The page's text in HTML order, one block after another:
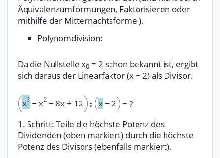
Äquivalenzumformungen, Faktorisieren oder
mithilfe der Mitternachtsformel).
Polynomdivision:
Da die Nullstelle x0 = 2 schon bekannt ist, ergibt
sich daraus der Linearfaktor (x − 2) als Divisor.
x3 − x2 − 8x+ 12 : x − 2 = ?
1. Schritt: Teile die höchste Potenz des
Dividenden (oben markiert) durch die höchste
Potenz des Divisors (ebenfalls markiert).